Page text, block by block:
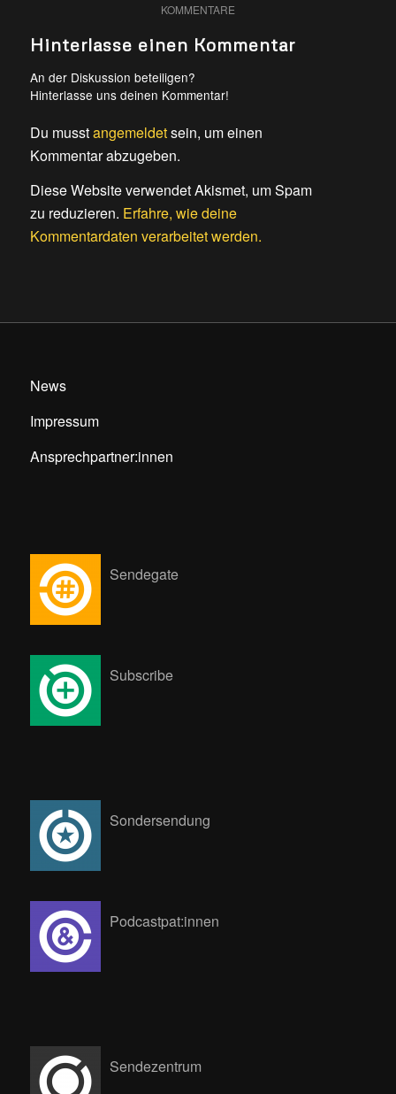
KOMMENTARE
Hinterlasse einen Kommentar
An der Diskussion beteiligen?
Hinterlasse uns deinen Kommentar!
Du musstangemeldetsein, um einen
Kommentar abzugeben.
Diese Website verwendet Akismet, um Spam
zu reduzieren. Erfahre, wie deine
Kommentardaten verarbeitet werden.
News
Impressum
Ansprechpartner:innen
Sendegate
Subscribe
Sondersendung
Podcastpat:innen
Sendezentrum